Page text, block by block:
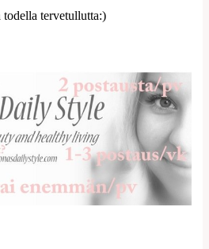
tervetullutta:)